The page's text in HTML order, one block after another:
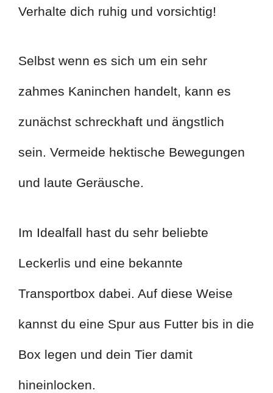
Verhalte dich ruhig und vorsichtig!
Selbst wenn es sich um ein sehr
zahmes Kaninchen handelt, kann es
zunächst schreckhaft und ängstlich
sein. Vermeide hektische Bewegungen
und laute Geräusche.
Im Idealfall hast du sehr beliebte
Leckerlis und eine bekannte
Transportbox dabei. Auf diese Weise
kannst du eine Spur aus Futter bis in die
Box legen und dein Tier damit
hineinlocken.